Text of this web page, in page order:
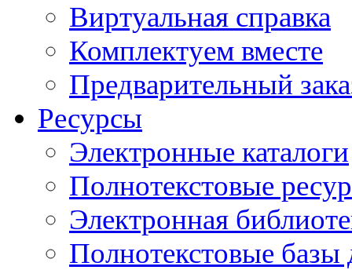
Виртуальная справка
Комплектуем вместе
Предварительный
Ресурсы
Электронные каталоги
Полнотекстовые
Электронная
Полнотекстовые